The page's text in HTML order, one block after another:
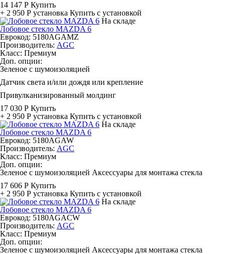
14 147 Р Купить
+ 2 950 Р установка Купить с установкой
На складе
Лобовое стекло MAZDA 6
Еврокод: 5180AGAMZ
Производитель: AGC
Класс: Премиум
Доп. опции:
Зеленое с шумоизоляцией
Датчик света и/или дождя или крепление
Привулканизированный молдинг
17 030 Р Купить
+ 2 950 Р установка Купить с установкой
На складе
Лобовое стекло MAZDA 6
Еврокод: 5180AGAW
Производитель: AGC
Класс: Премиум
Доп. опции:
Зеленое с шумоизоляцией Аксессуары для монтажа стекла
17 606 Р Купить
+ 2 950 Р установка Купить с установкой
На складе
Лобовое стекло MAZDA 6
Еврокод: 5180AGACW
Производитель: AGC
Класс: Премиум
Доп. опции:
Зеленое с шумоизоляцией Аксессуары для монтажа стекла